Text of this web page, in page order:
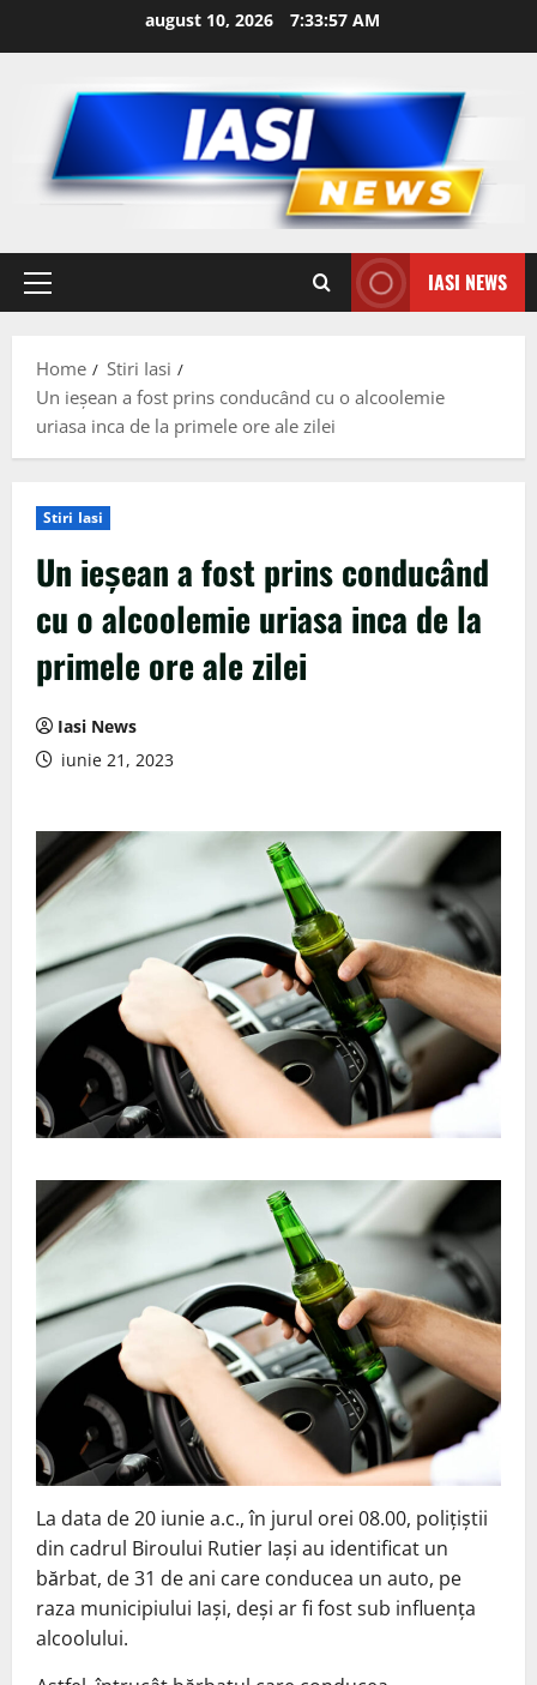
august 10, 2026 7:33:58 AM
Primary
IASI NEWS
Home
Stiri Iasi
Un ieșean a fost prins conducând cu o alcoolemie
uriasa inca de la primele ore ale zilei
Stiri Iasi
Un ieșean a fost prins conducând
cu o alcoolemie uriasa inca de la
primele ore ale zilei
Iasi News
iunie 21, 2023
La data de 20 iunie a.c., în jurul orei 08.00, polițiștii
din cadrul Biroului Rutier Iași au identificat un
bărbat, de 31 de ani care conducea un auto, pe
raza municipiului Iași, deși ar fi fost sub influența
alcoolului.